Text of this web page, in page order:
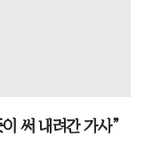
써 내려간 가사”